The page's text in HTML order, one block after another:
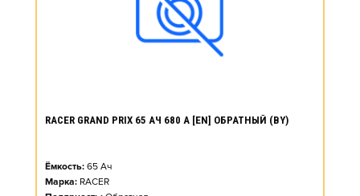
RACER GRAND PRIX 65 АЧ 680 А [EN] ОБРАТНЫЙ (BY)
Ёмкость: 65 Ач
Марка: RACER